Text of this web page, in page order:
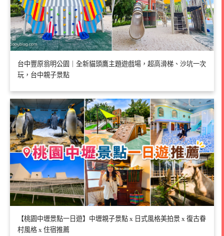
台中豐原翁明公園｜全新貓頭鷹主題遊戲場，超高滑梯、沙坑一次
玩，台中親子景點
【桃園中壢景點一日遊】中壢親子景點 x 日式風格美拍景 x 復古眷
村風格 x 住宿推薦